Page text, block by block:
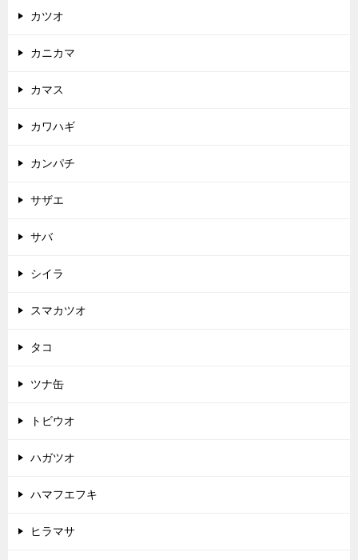
カツオ
カニカマ
カマス
カワハギ
カンパチ
サザエ
サバ
シイラ
スマカツオ
タコ
ツナ缶
トビウオ
ハガツオ
ハマフエフキ
ヒラマサ